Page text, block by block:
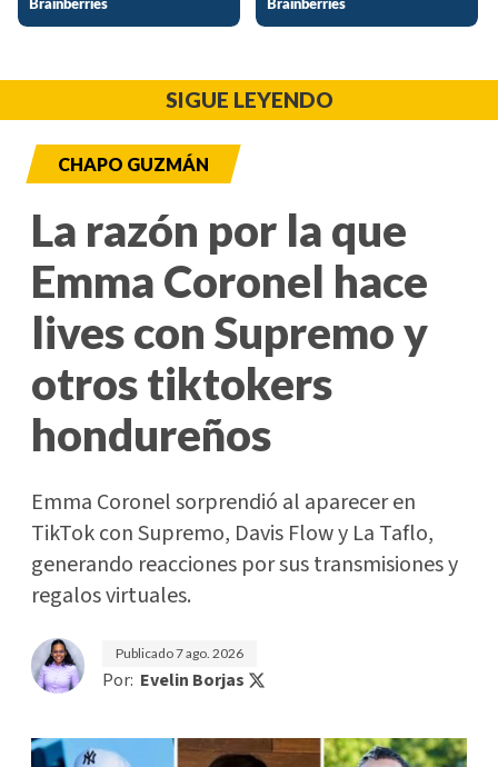
SIGUE LEYENDO
CHAPO GUZMÁN
La razón por la que
Emma Coronel hace
lives con Supremo y
otros tiktokers
hondureños
Emma Coronel sorprendió al aparecer en
TikTok con Supremo, Davis Flow y La Taflo,
generando reacciones por sus transmisiones y
regalos virtuales.
Publicado7 ago. 2026
Por: Evelin Borjas